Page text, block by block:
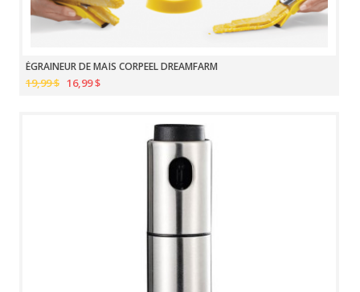
ÉGRAINEUR DE MAÏS CORPEEL DREAMFARM
19,99 $ 16,99 $